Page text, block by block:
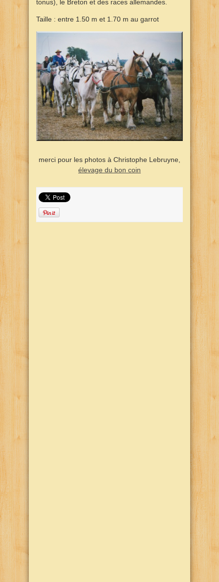
tonus), le Breton et des races allemandes.
Taille : entre 1.50 m et 1.70 m au garrot
merci pour les photos à Christophe Lebruyne,
élevage du bon coin